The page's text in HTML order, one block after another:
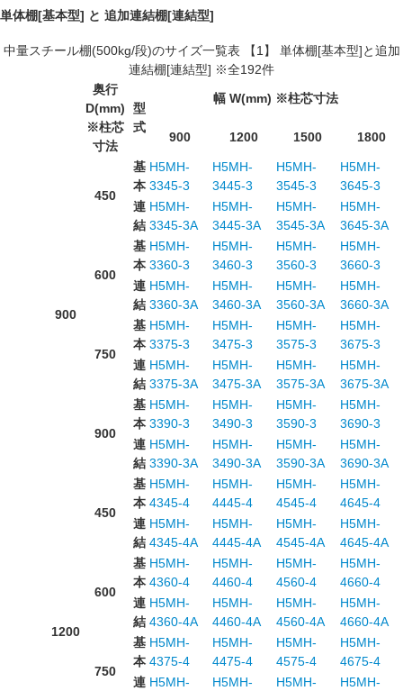
単体棚[基本型] と 追加連結棚[連結型]
中量スチール棚(500kg/段)のサイズ一覧表 【1】 単体棚[基本型]と追加
連結棚[連結型] ※全192件
奥行
D(mm)
※柱芯
寸法
型
式
幅 W(mm) ※柱芯寸法
900 1200 1500 1800
900
450
基
本
H5MH-
3345-3
H5MH-
3445-3
H5MH-
3545-3
H5MH-
3645-3
連
結
H5MH-
3345-3A
H5MH-
3445-3A
H5MH-
3545-3A
H5MH-
3645-3A
600
基
本
H5MH-
3360-3
H5MH-
3460-3
H5MH-
3560-3
H5MH-
3660-3
連
結
H5MH-
3360-3A
H5MH-
3460-3A
H5MH-
3560-3A
H5MH-
3660-3A
750
基
本
H5MH-
3375-3
H5MH-
3475-3
H5MH-
3575-3
H5MH-
3675-3
連
結
H5MH-
3375-3A
H5MH-
3475-3A
H5MH-
3575-3A
H5MH-
3675-3A
900
基
本
H5MH-
3390-3
H5MH-
3490-3
H5MH-
3590-3
H5MH-
3690-3
連
結
H5MH-
3390-3A
H5MH-
3490-3A
H5MH-
3590-3A
H5MH-
3690-3A
1200
450
基
本
H5MH-
4345-4
H5MH-
4445-4
H5MH-
4545-4
H5MH-
4645-4
連
結
H5MH-
4345-4A
H5MH-
4445-4A
H5MH-
4545-4A
H5MH-
4645-4A
600
基
本
H5MH-
4360-4
H5MH-
4460-4
H5MH-
4560-4
H5MH-
4660-4
連
結
H5MH-
4360-4A
H5MH-
4460-4A
H5MH-
4560-4A
H5MH-
4660-4A
750
基
本
H5MH-
4375-4
H5MH-
4475-4
H5MH-
4575-4
H5MH-
4675-4
連 H5MH-
H5MH-
H5MH-
H5MH-